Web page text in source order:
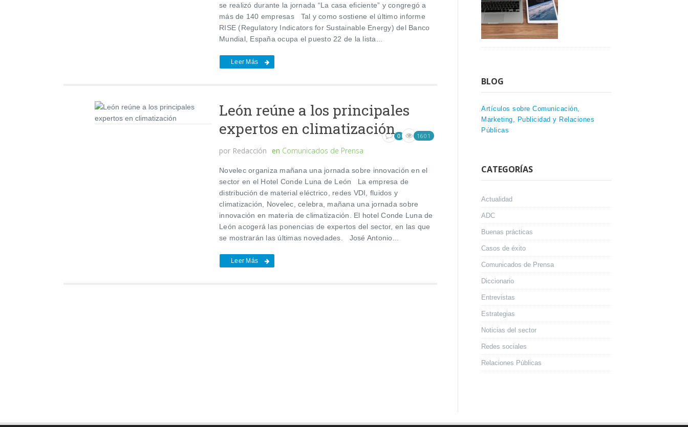
se realizó durante la jornada “La casa eficiente” y congregó a
más de 140 empresas Tal y como sostiene el último informe
RISE (Regulatory Indicators for Sustainable Energy) del Banco
Mundial, España ocupa el puesto 22 de la lista...
Leer Más
León reúne a los principales
expertos en climatización
por Redacción en Comunicados de Prensa
0 1601
Novelec organiza mañana una jornada sobre innovación en el
sector en el Hotel Conde Luna de León La empresa de
distribución de material eléctrico, redes VDI, fluidos y
climatización, Novelec, celebra, mañana una jornada sobre
innovación en materia de climatización. El hotel Conde Luna de
León acogerá las ponencias de expertos del sector, en las que
se mostrarán las últimas novedades. José Antonio...
Leer Más
BLOG
Artículos sobre Comunicación,
Marketing, Publicidad y Relaciones
Públicas
CATEGORÍAS
Actualidad
ADC
Buenas prácticas
Casos de éxito
Comunicados de Prensa
Diccionario
Entrevistas
Estrategias
Noticias del sector
Redes sociales
Relaciones Públicas